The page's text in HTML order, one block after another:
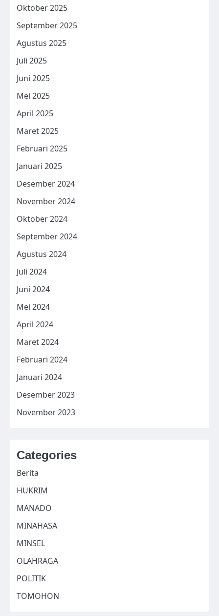
Oktober 2025
September 2025
Agustus 2025
Juli 2025
Juni 2025
Mei 2025
April 2025
Maret 2025
Februari 2025
Januari 2025
Desember 2024
November 2024
Oktober 2024
September 2024
Agustus 2024
Juli 2024
Juni 2024
Mei 2024
April 2024
Maret 2024
Februari 2024
Januari 2024
Desember 2023
November 2023
Categories
Berita
HUKRIM
MANADO
MINAHASA
MINSEL
OLAHRAGA
POLITIK
TOMOHON